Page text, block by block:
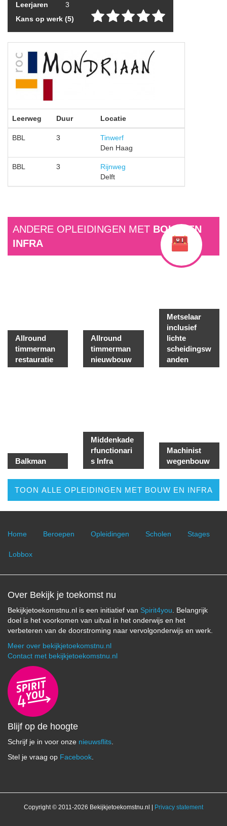
Leerjaren
3
Kans op werk (5)
Leerweg Duur Locatie
BBL 3
Tinwerf
Den Haag
BBL 3
Rijnweg
Delft
ANDERE OPLEIDINGEN MET BOUW EN
INFRA
Allround
timmerman
restauratie
Allround
timmerman
nieuwbouw
Metselaar
inclusief
lichte
scheidingsw
anden
Balkman
Middenkade
rfunctionari
s Infra
Machinist
wegenbouw
TOON ALLE OPLEIDINGEN MET BOUW EN INFRA
Home Beroepen Opleidingen Scholen Stages
Lobbox
Over Bekijk je toekomst nu
Bekijkjetoekomstnu.nl is een initiatief van Spirit4you . Belangrijk
doel is het voorkomen van uitval in het onderwijs en het
verbeteren van de doorstroming naar vervolgonderwijs en werk.
Meer over bekijkjetoekomstnu.nl
Contact met bekijkjetoekomstnu.nl
Blijf op de hoogte
Schrijf je in voor onze nieuwsflits
Stel je vraag op Facebook
Copyright © 2011-2026 Bekijkjetoekomstnu.nl | Privacy statement